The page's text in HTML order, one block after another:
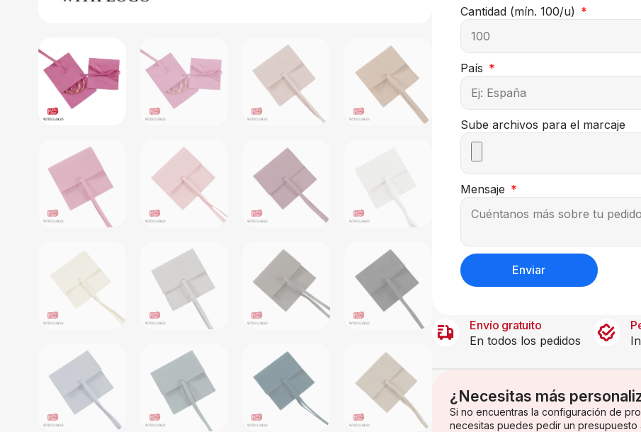
Cantidad (mín. 100/u)
País
Sube archivos para el marcaje
Mensaje
Enviar
Envío gratuito
En todos los pedidos
¿Necesitas más
Si no encuentras la configuración de
necesitas puedes pedir un presupuesto